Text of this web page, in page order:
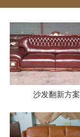
沙发翻新方案